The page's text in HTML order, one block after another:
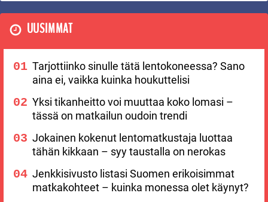
UUSIMMAT
Tarjottiinko sinulle tätä lentokoneessa? Sano
aina ei, vaikka kuinka houkuttelisi
Yksi tikanheitto voi muuttaa koko lomasi –
tässä on matkailun oudoin trendi
Jokainen kokenut lentomatkustaja luottaa
tähän kikkaan – syy taustalla on nerokas
Jenkkisivusto listasi Suomen erikoisimmat
matkakohteet – kuinka monessa olet käynyt?